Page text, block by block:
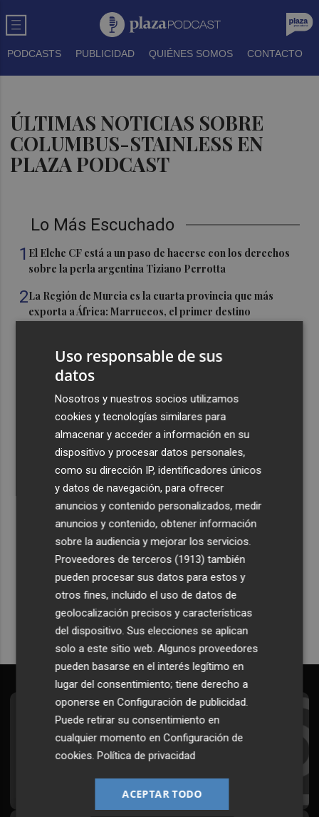
PODCASTS PUBLICIDAD QUIÉNES SOMOS CONTACTO
ÚLTIMAS NOTICIAS SOBRE
COLUMBUS-STAINLESS EN
PLAZA PODCAST
Lo Más Escuchado
1 El Elche CF está a un paso de hacerse con los derechos
sobre la perla argentina Tiziano Perrotta
2La Región de Murcia es la cuarta provincia que más
exporta a África: Marruecos, el primer destino
con cinco días de actividades
La Todolella recibe 340.000 euros del Consell para
reabrir la ermita de Sant Cristòfol tras su cierre en 2021
El Xixo Xixero llena de tradición y ambiente la Playa
Casablanca de Almenara
Recibe toda la actualidad de
Plaza Podcast en tu correo
Quiero suscribirme
Suscríbete al Boletín
Todos los días a primera hora en tu email
¡Quiero suscribirme!
Uso responsable de sus
datos
Nosotros y nuestros socios utilizamos
cookies y tecnologías similares para
almacenar y acceder a información en su
dispositivo y procesar datos personales,
como su dirección IP, identificadores únicos
y datos de navegación, para ofrecer
anuncios y contenido personalizados, medir
anuncios y contenido, obtener información
sobre la audiencia y mejorar los servicios.
Proveedores de terceros (1913) también
pueden procesar sus datos para estos y
otros fines, incluido el uso de datos de
geolocalización precisos y características
del dispositivo. Sus elecciones se aplican
solo a este sitio web. Algunos proveedores
pueden basarse en el interés legítimo en
lugar del consentimiento; tiene derecho a
oponerse enConfiguración de publicidad.
Puede retirar su consentimiento en
cualquier momento enConfiguración de
cookies.Política de privacidad
ACEPTAR TODO